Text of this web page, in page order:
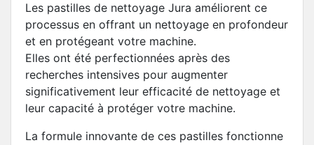
Les pastilles de nettoyage Jura améliorent ce
processus en offrant un nettoyage en profondeur
et en protégeant votre machine.
Elles ont été perfectionnées après des
recherches intensives pour augmenter
significativement leur efficacité de nettoyage et
leur capacité à protéger votre machine.
La formule innovante de ces pastilles fonctionne